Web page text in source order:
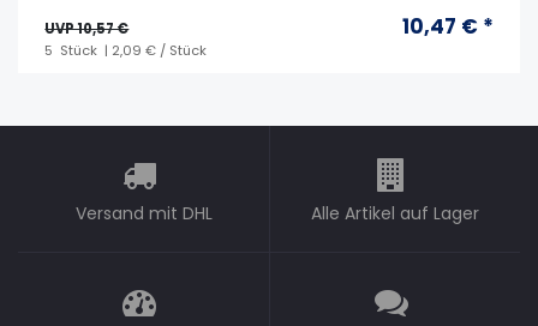
UVP 10,57 € 10,47 € *
5 Stück | 2,09 € / Stück
Versand mit DHL Alle Artikel auf Lager